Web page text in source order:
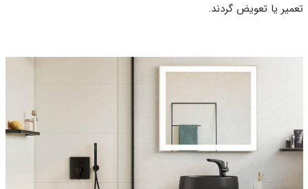
یا تعویض گردند.